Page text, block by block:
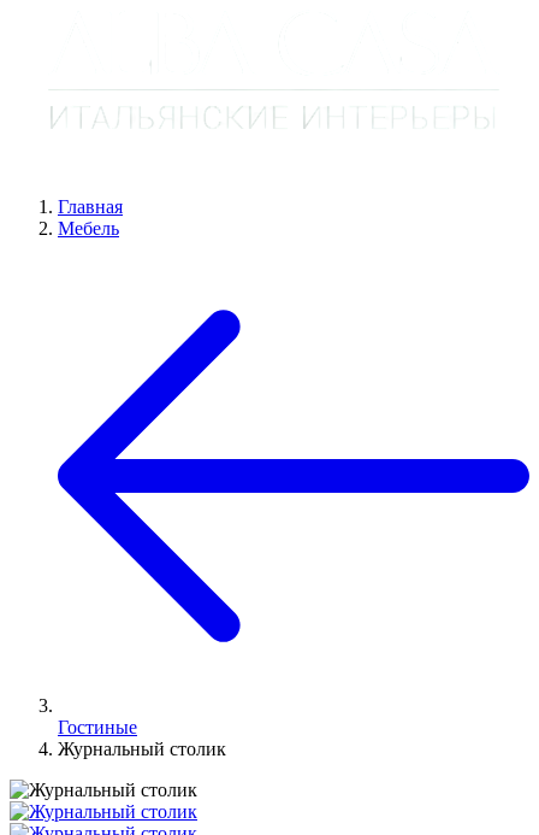
Главная
Мебель
Гостиные
Журнальный столик